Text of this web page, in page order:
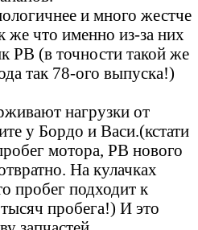
и много жестче
что именно из-за них
РВ (в точности такой же
так 78-ого выпуска!)
нагрузки от
у Бордо и Васи.(кстати
мотора, РВ нового
На кулачках
пробег подходит к
пробега!) И это